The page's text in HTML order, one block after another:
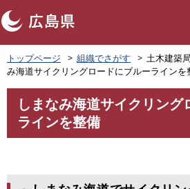
ペ
ー
ジ
の
で
トップページ 組織でさがす 土木建築局
み海道サイクリングロードにブルーラインを
しまなみ海道サイクリング
ラインを整備